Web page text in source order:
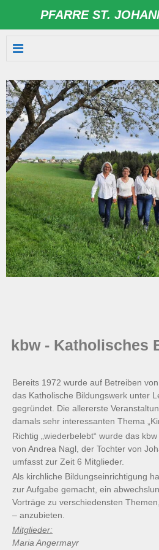
PFARRE ST.
kbw - Katholisches
Bereits 1972 wurde auf Betreiben
das Katholische Bildungswerk unter
gegründet. Die allererste
damals sehr interessanten Thema
Richtig „wiederbelebt“ wurde das
von Andrea Nagl, der Tochter von
umfasst zur Zeit 6 Mitglieder.
Als kirchliche Bildungseinrichtigung
zur Aufgabe gemacht, ein
Vorträge zu verschiedensten
– anzubieten.
Mitglieder:
Maria Angermayr